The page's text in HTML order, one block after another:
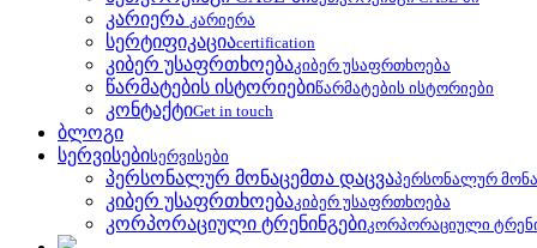
კარიერა კარიერა
სერტიფიკაციაcertification
კიბერ უსაფრთხოებაკიბერ უსაფრთხოება
წარმატების ისტორიებიწარმატების ისტორიები
კონტაქტიGet in touch
ბლოგი
სერვისებისერვისები
პერსონალურ მონაცემთა დაცვაპერსონალურ
კიბერ უსაფრთხოებაკიბერ უსაფრთხოება
კორპორაციული ტრენინგებიკორპორაციული